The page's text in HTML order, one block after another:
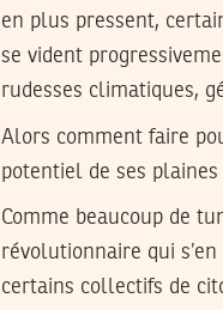
en plus pressent,
se vident
rudesses climatiques,
Alors comment faire
potentiel de ses
Comme beaucoup de
révolutionnaire qui
certains collectifs de